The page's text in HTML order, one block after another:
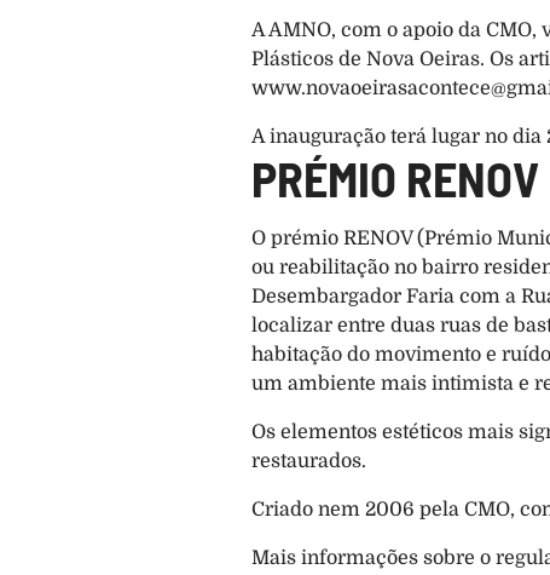
A AMNO, com o apoio da
A inauguração terá lugar no dia
PRÉMIO RENOV
O prémio RENOV (Prémio
ou reabilitação no bairro
Desembargador Faria com a
localizar entre duas ruas de
habitação do movimento e
um ambiente mais intimista e
Os elementos estéticos mais
restaurados.
Criado nem 2006 pela CMO,
Mais informações sobre o